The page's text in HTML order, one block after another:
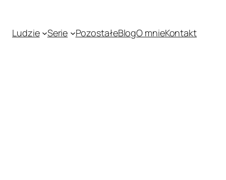
Ludzie Serie PozostałeBlogO mnieKontakt